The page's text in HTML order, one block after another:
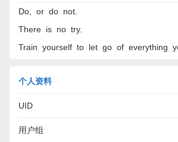
Do, or do not.
There is no try.
Train yourself to let go of everything
个人资料
UID
用户组